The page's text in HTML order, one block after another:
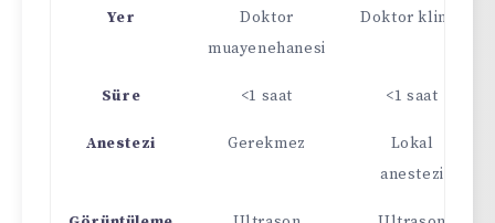
Yer
Doktor
muayenehanesi
Doktor kliniği
Süre <1 saat <1 saat
Anestezi Gerekmez
Lokal
anestezi